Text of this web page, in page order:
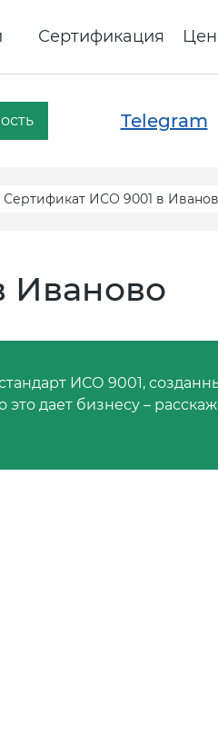
Сертификация
Telegram
Сертификат ИСО 9001 в
Иваново
ИСО 9001,
дает бизнесу –